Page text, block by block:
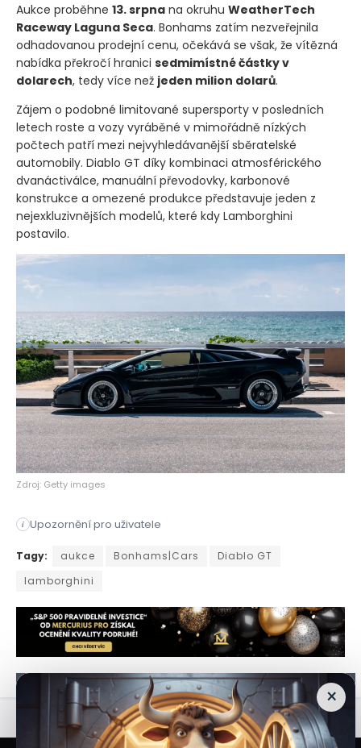
Aukce proběhne 13. srpna na okruhu WeatherTech
Raceway Laguna Seca. Bonhams zatím nezveřejnila
odhadovanou prodejní cenu, očekává se však, že vítězná
nabídka překročí hranici sedmimístné částky v
dolarech, tedy více než jeden milion dolarů.
Zájem o podobné limitované supersporty v posledních
letech roste a vozy vyráběné v mimořádně nízkých
počtech patří mezi nejvyhledávanější sběratelské
automobily. Diablo GT díky kombinaci atmosférického
dvanáctiválce, manuální převodovky, karbonové
konstrukce a omezené produkce představuje jeden z
nejexkluzivnějších modelů, které kdy Lamborghini
postavilo.
Zdroj: Getty images
i Upozornění pro uživatele
Jedno z nejvzácnějších moderních Lamborghini zamíří v
Tagy: aukce Bonhams|Cars
Diablo GT
lamborghini
×